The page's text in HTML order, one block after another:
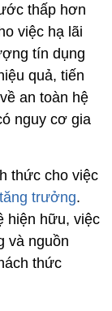
thấp hơn
việc hạ lãi
tín dụng
quả, tiến
an toàn hệ
nguy cơ gia
thức cho việc
tăng trưởng.
hiện hữu, việc
và nguồn
thức